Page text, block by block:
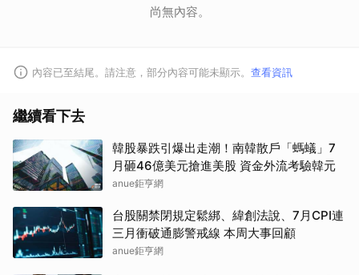
尚無內容。
內容已至結尾。請注意，部分內容可能未顯示。 查看資訊
繼續看下去
韓股暴跌引爆出走潮！南韓散戶「螞蟻」7
月砸46億美元搶進美股 資金外流考驗韓元
anue鉅亨網
台股關禁閉規定鬆綁、緯創法說、7月CPI連
三月衝破通膨警戒線 本周大事回顧
anue鉅亨網
取消